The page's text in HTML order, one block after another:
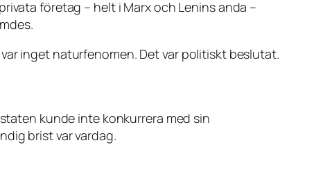
företag – helt i Marx och Lenins anda –
inget naturfenomen. Det var politiskt beslutat.
kunde inte konkurrera med sin
brist var vardag.